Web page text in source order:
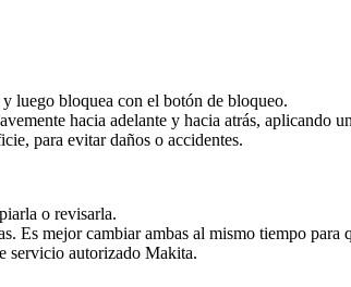
luego bloquea con el botón de bloqueo.
hacia adelante y hacia atrás, aplicando
para evitar daños o accidentes.
o revisarla.
Es mejor cambiar ambas al mismo tiempo
servicio autorizado Makita.